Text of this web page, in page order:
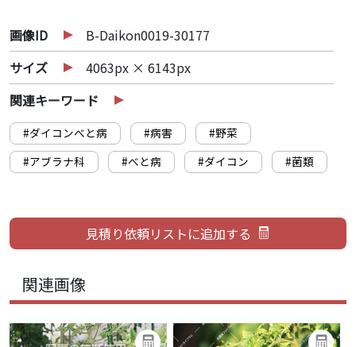
画像ID
B-Daikon0019-30177
サイズ
4063px × 6143px
関連キーワード
#ダイコンべと病 #病害
#野菜
#アブラナ科
#べと病 #ダイコン #菌類
関連画像